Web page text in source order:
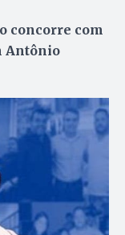
concorre com
Antônio